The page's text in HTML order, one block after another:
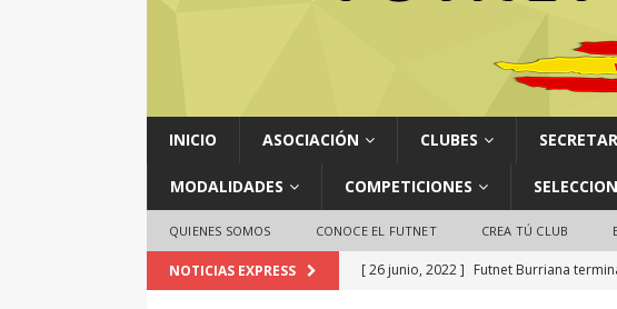
INICIO ASOCIACIÓN CLUBES
MODALIDADES COMPETICIONES
QUIENES SOMOS CONOCE EL FUTNET CREA TÚ CLUB
NOTICIAS EXPRESS [ 26 junio, 2022 ] Futnet Burriana